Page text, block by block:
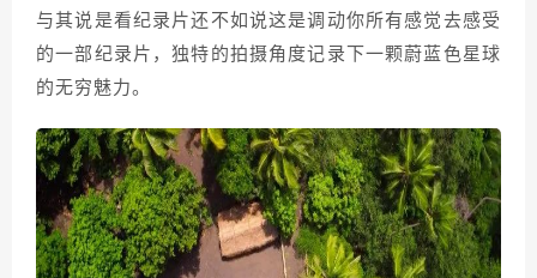
与其说是看纪录片还不如说这是调动你所有感觉去感受
的一部纪录片，独特的拍摄角度记录下一颗蔚蓝色星球
的无穷魅力。